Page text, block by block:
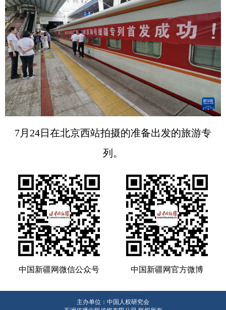
7月24日在北京西站拍摄的准备出发的旅游专
列。
中国新疆网微信公众号 中国新疆网官方微博
主办单位：中国人权研究会